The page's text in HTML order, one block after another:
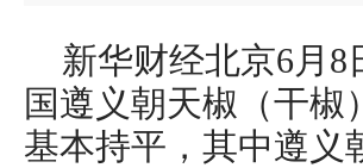
新华财经北京6月8
国遵义朝天椒（干椒
基本持平，其中遵义